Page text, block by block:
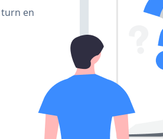
en